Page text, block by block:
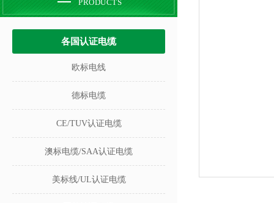
PRODUCTS
各国认证电缆
欧标电线
德标电缆
CE/TUV认证电缆
澳标电缆/SAA认证电缆
美标线/UL认证电缆